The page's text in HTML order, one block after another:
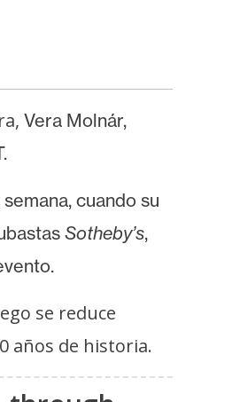
Vera Molnár,
cuando su
Sotheby’s,
se reduce
años de historia.